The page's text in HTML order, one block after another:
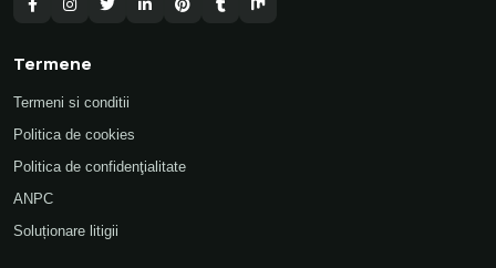
Termene
Termeni si conditii
Politica de cookies
Politica de confidenţialitate
ANPC
Soluționare litigii